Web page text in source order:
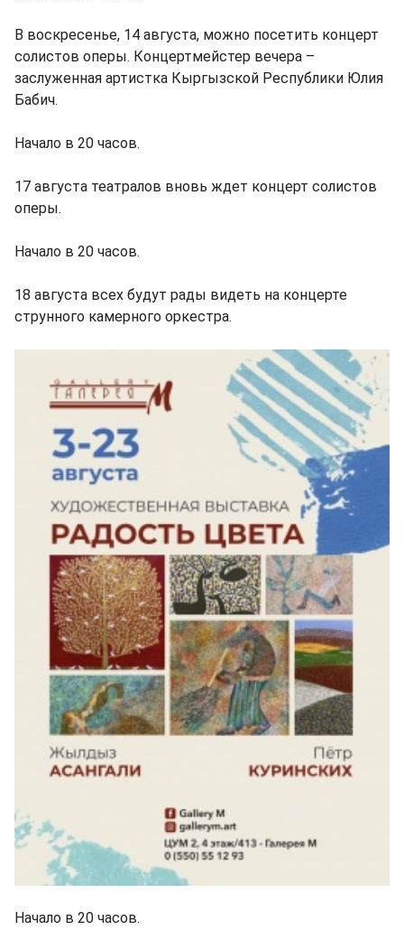
В воскресенье, 14 августа, можно посетить концерт
солистов оперы. Концертмейстер вечера –
заслуженная артистка Кыргызской Республики Юлия
Бабич.
Начало в 20 часов.
17 августа театралов вновь ждет концерт солистов
оперы.
Начало в 20 часов.
18 августа всех будут рады видеть на концерте
струнного камерного оркестра.
Начало в 20 часов.